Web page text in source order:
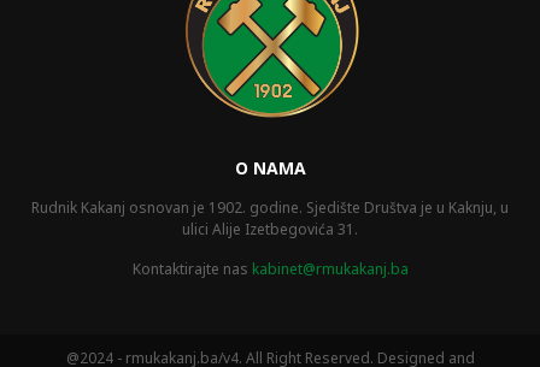
O NAMA
Rudnik Kakanj osnovan je 1902. godine. Sjedište Društva je u Kaknju, u
ulici Alije Izetbegovića 31.
Kontaktirajte nas kabinet@rmukakanj.ba
@2024 - rmukakanj.ba/v4. All Right Reserved. Designed and